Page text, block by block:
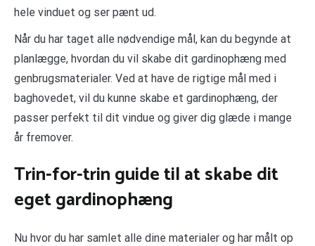
hele vinduet og ser pænt ud.
Når du har taget alle nødvendige mål, kan du begynde at
planlægge, hvordan du vil skabe dit gardinophæng med
genbrugsmaterialer. Ved at have de rigtige mål med i
baghovedet, vil du kunne skabe et gardinophæng, der
passer perfekt til dit vindue og giver dig glæde i mange
år fremover.
Trin-for-trin guide til at skabe dit
eget gardinophæng
Nu hvor du har samlet alle dine materialer og har målt op